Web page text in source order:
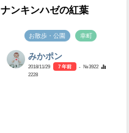
ナンキンハゼの紅葉
お散歩・公園 幸町
みかポン
2018/11/29 7 年前
- №3922
2228